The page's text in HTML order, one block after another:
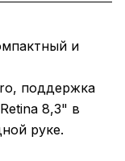
и
поддержка
8,3" в
руке.